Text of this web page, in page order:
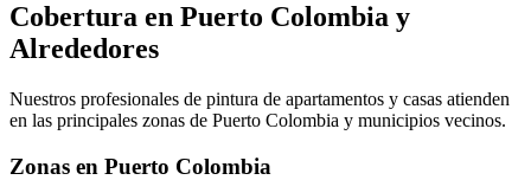
Cobertura en Puerto Colombia y
Alrededores
Nuestros profesionales de pintura de apartamentos y casas atienden
en las principales zonas de Puerto Colombia y municipios vecinos.
Zonas en Puerto Colombia